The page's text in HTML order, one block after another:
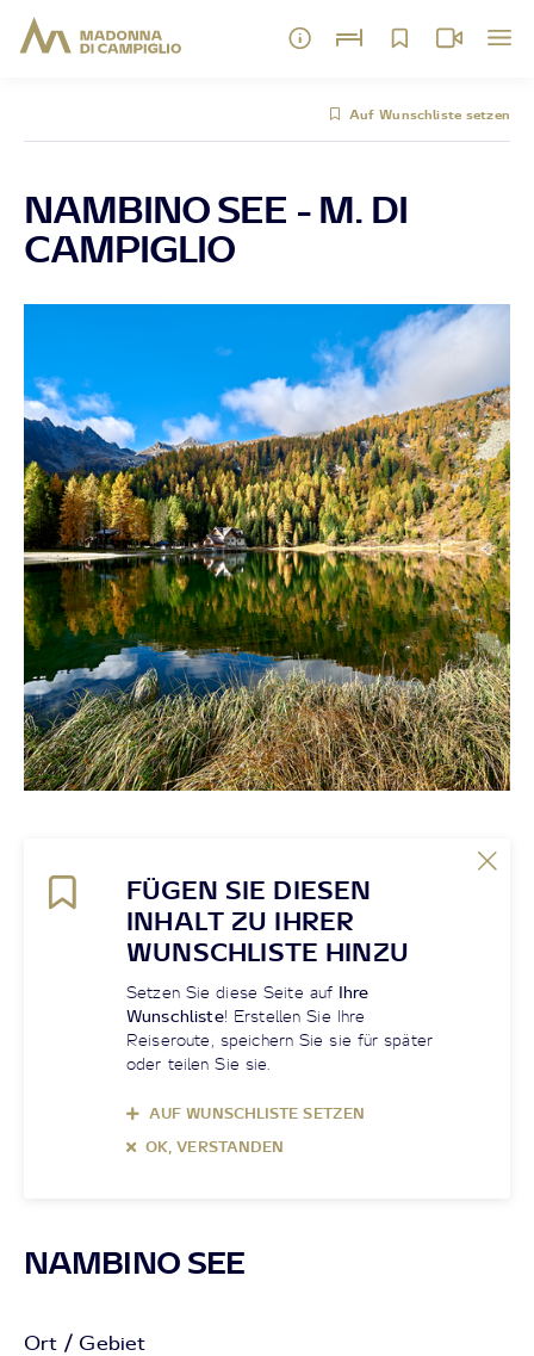
Auf Wunschliste setzen
NAMBINO SEE - M. DI
CAMPIGLIO
FÜGEN SIE DIESEN
INHALT ZU IHRER
WUNSCHLISTE HINZU
Setzen Sie diese Seite auf Ihre
Wunschliste! Erstellen Sie Ihre
Reiseroute, speichern Sie sie für später
oder teilen Sie sie.
AUF WUNSCHLISTE SETZEN
OK, VERSTANDEN
NAMBINO SEE
Ort / Gebiet